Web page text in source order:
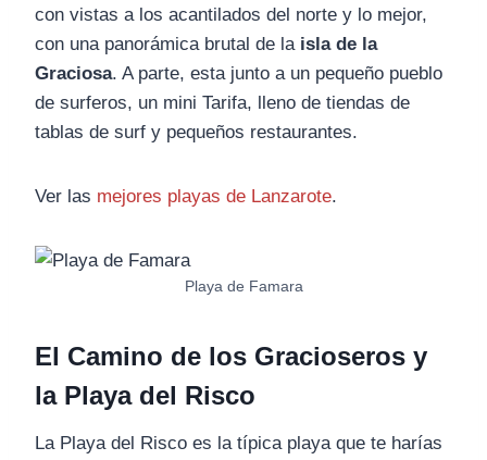
con vistas a los acantilados del norte y lo mejor,
con una panorámica brutal de la isla de la
Graciosa. A parte, esta junto a un pequeño pueblo
de surferos, un mini Tarifa, lleno de tiendas de
tablas de surf y pequeños restaurantes.
Ver las mejores playas de Lanzarote.
Playa de Famara
El Camino de los Gracioseros y
la Playa del Risco
La Playa del Risco es la típica playa que te harías